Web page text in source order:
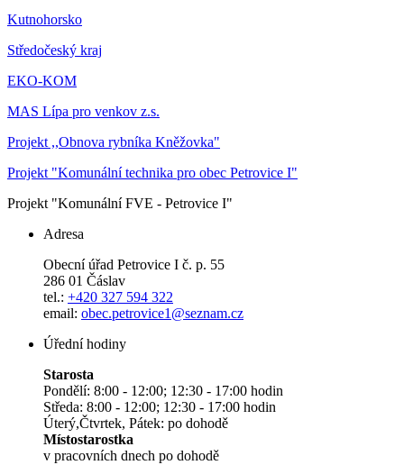
Kutnohorsko
Středočeský kraj
EKO-KOM
MAS Lípa pro venkov z.s.
Projekt ,,Obnova rybníka Kněžovka"
Projekt "Komunální technika pro obec Petrovice I"
Projekt "Komunální FVE - Petrovice I"
Adresa
Obecní úřad Petrovice I č. p. 55
286 01 Čáslav
tel.: +420 327 594 322
email: obec.petrovice1@seznam.cz
Úřední hodiny
Starosta
Pondělí: 8:00 - 12:00; 12:30 - 17:00 hodin
Středa: 8:00 - 12:00; 12:30 - 17:00 hodin
Úterý,Čtvrtek, Pátek: po dohodě
Místostarostka
v pracovních dnech po dohodě